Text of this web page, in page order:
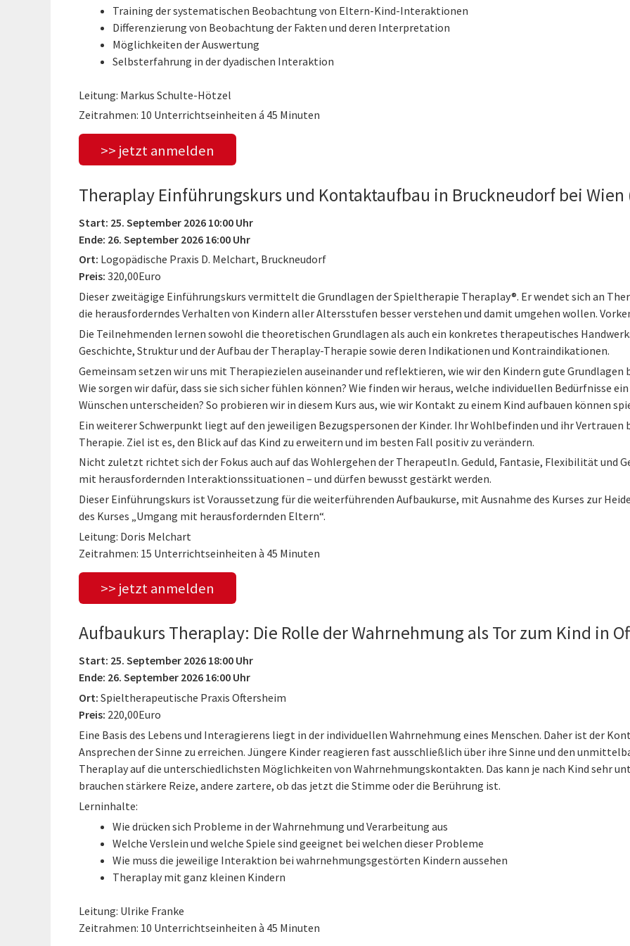
Training der systematischen Beobachtung von Eltern-Kind-Interaktionen
Differenzierung von Beobachtung der Fakten und deren Interpretation
Möglichkeiten der Auswertung
Selbsterfahrung in der dyadischen Interaktion
Leitung: Markus Schulte-Hötzel
Zeitrahmen: 10 Unterrichtseinheiten á 45 Minuten
>> jetzt anmelden
Theraplay Einführungskurs und Kontaktaufbau in Bruckneudorf bei Wien
Start: 25. September 2026 10:00 Uhr
Ende: 26. September 2026 16:00 Uhr
Ort: Logopädische Praxis D. Melchart, Bruckneudorf
Preis: 320,00Euro
Dieser zweitägige Einführungskurs vermittelt die Grundlagen der Spieltherapie Theraplay®. Er wendet sich an
die herausforderndes Verhalten von Kindern aller Altersstufen besser verstehen und damit umgehen wollen.
Die Teilnehmenden lernen sowohl die theoretischen Grundlagen als auch ein konkretes therapeutisches
Geschichte, Struktur und der Aufbau der Theraplay-Therapie sowie deren Indikationen und Kontraindikationen.
Gemeinsam setzen wir uns mit Therapiezielen auseinander und reflektieren, wie wir den Kindern gute
Wie sorgen wir dafür, dass sie sich sicher fühlen können? Wie finden wir heraus, welche individuellen Bedürfnisse
Wünschen unterscheiden? So probieren wir in diesem Kurs aus, wie wir Kontakt zu einem Kind aufbauen können
Ein weiterer Schwerpunkt liegt auf den jeweiligen Bezugspersonen der Kinder. Ihr Wohlbefinden und ihr Vertrauen
Therapie. Ziel ist es, den Blick auf das Kind zu erweitern und im besten Fall positiv zu verändern.
Nicht zuletzt richtet sich der Fokus auch auf das Wohlergehen der TherapeutIn. Geduld, Fantasie, Flexibilität und
mit herausfordernden Interaktionssituationen – und dürfen bewusst gestärkt werden.
Dieser Einführungskurs ist Voraussetzung für die weiterführenden Aufbaukurse, mit Ausnahme des Kurses zur
des Kurses „Umgang mit herausfordernden Eltern“.
Leitung: Doris Melchart
Zeitrahmen: 15 Unterrichtseinheiten à 45 Minuten
>> jetzt anmelden
Aufbaukurs Theraplay: Die Rolle der Wahrnehmung als Tor zum Kind in
Start: 25. September 2026 18:00 Uhr
Ende: 26. September 2026 16:00 Uhr
Ort: Spieltherapeutische Praxis Oftersheim
Preis: 220,00Euro
Eine Basis des Lebens und Interagierens liegt in der individuellen Wahrnehmung eines Menschen. Daher ist der
Ansprechen der Sinne zu erreichen. Jüngere Kinder reagieren fast ausschließlich über ihre Sinne und den
Theraplay auf die unterschiedlichsten Möglichkeiten von Wahrnehmungskontakten. Das kann je nach Kind sehr
brauchen stärkere Reize, andere zartere, ob das jetzt die Stimme oder die Berührung ist.
Lerninhalte:
Wie drücken sich Probleme in der Wahrnehmung und Verarbeitung aus
Welche Verslein und welche Spiele sind geeignet bei welchen dieser Probleme
Wie muss die jeweilige Interaktion bei wahrnehmungsgestörten Kindern aussehen
Theraplay mit ganz kleinen Kindern
Leitung: Ulrike Franke
Zeitrahmen: 10 Unterrichtseinheiten à 45 Minuten